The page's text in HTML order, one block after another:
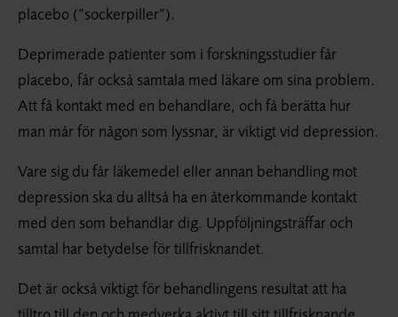
placebo (”sockerpiller”).
Deprimerade patienter som i forskningsstudier får
placebo, får också samtala med läkare om sina problem.
Att få kontakt med en behandlare, och få berätta hur
man mår för någon som lyssnar, är viktigt vid depression.
Vare sig du får läkemedel eller annan behandling mot
depression ska du alltså ha en återkommande kontakt
med den som behandlar dig. Uppföljningsträffar och
samtal har betydelse för tillfrisknandet.
Det är också viktigt för behandlingens resultat att ha